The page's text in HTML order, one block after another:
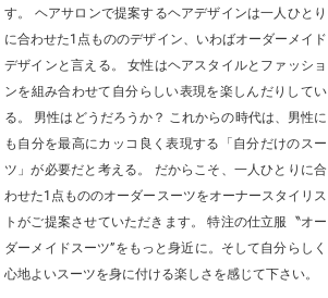
す。 ヘアサロンで提案するヘアデザインは一人ひとり
に合わせた1点もののデザイン、いわばオーダーメイド
デザインと言える。 女性はヘアスタイルとファッショ
ンを組み合わせて自分らしい表現を楽しんだりしてい
る。 男性はどうだろうか？ これからの時代は、男性に
も自分を最高にカッコ良く表現する「自分だけのスー
ツ」が必要だと考える。 だからこそ、一人ひとりに合
わせた1点もののオーダースーツをオーナースタイリス
トがご提案させていただきます。 特注の仕立服〝オー
ダーメイドスーツ”をもっと身近に。そして自分らしく
心地よいスーツを身に付ける楽しさを感じて下さい。